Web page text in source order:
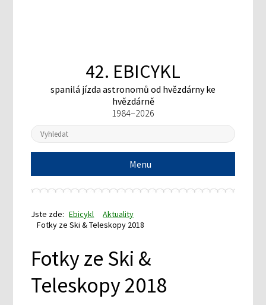
42. EBICYKL
spanilá jízda astronomů od hvězdárny ke
hvězdárně
1984–2026
Menu
Jste zde: Ebicykl
Aktuality
Fotky ze Ski & Teleskopy 2018
Fotky ze Ski &
Teleskopy 2018